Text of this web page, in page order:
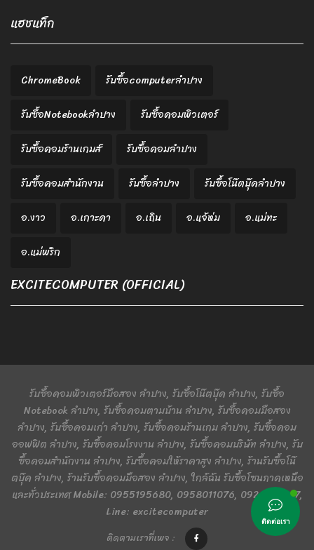
แฮชแท็ก
ChromeBook
รับซื้อcomputerลำปาง
รับซื้อNotebookลำปาง
รับซื้อคอมพิวเตอร์
รับซื้อคอมร้านเกมส์
รับซื้อคอมลำปาง
รับซื้อคอมสำนักงาน
รับซื้อลำปาง
รับซื้อโน๊ตบุ๊คลำปาง
อ.งาว
อ.เกาะคา อ.เถิน อ.แจ้ห่ม
อ.แม่ทะ
อ.แม่พริก
EXCITECOMPUTER (OFFICIAL)
รับซื้อคอมพิวเตอร์มือสอง ลำปาง, รับซื้อโน๊ตบุ๊ค ลำปาง, รับซื้อ
Notebook ลำปาง, รับซื้อคอมตามบ้าน ลำปาง, รับซื้อคอมมือสอง
ลำปาง, รับซื้อคอมเก่า ลำปาง, รับซื้อคอมร้านเกม ลำปาง, รับซื้อคอม
ออฟฟิต ลำปาง, รับซื้อคอมโรงงาน ลำปาง, รับซื้อคอมบริษัท ลำปาง, รับ
ซื้อคอมสำนักงาน ลำปาง, รับซื้อคอมให้ราคาสูง ลำปาง, ร้านรับซื้อโน๊
ตบุ๊ค ลำปาง, ร้านรับซื้อคอมมือสอง ลำปาง, ใกล้ฉัน รับซื้อโซนภาคเหนือ
และทั่วประเทศ Mobile: 0955195680, 0958011076, 0924401367,
Line: excitecomputer
ติดตามเราที่เพจ :